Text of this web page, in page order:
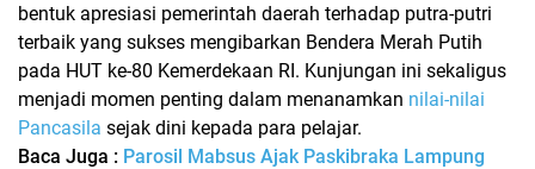
bentuk apresiasi pemerintah daerah terhadap putra-putri
terbaik yang sukses mengibarkan Bendera Merah Putih
pada HUT ke-80 Kemerdekaan RI. Kunjungan ini sekaligus
menjadi momen penting dalam menanamkan nilai-nilai
Pancasila sejak dini kepada para pelajar.
Baca Juga : Parosil Mabsus Ajak Paskibraka Lampung